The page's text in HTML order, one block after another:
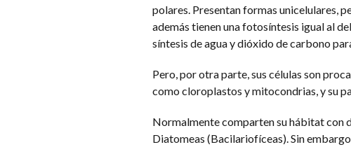
polares. Presentan formas unicelulares,
además tienen una fotosíntesis igual al
síntesis de agua y dióxido de carbono
Pero, por otra parte, sus células son
como cloroplastos y mitocondrias, y su
Normalmente comparten su hábitat con
Diatomeas (Bacilariofíceas). Sin